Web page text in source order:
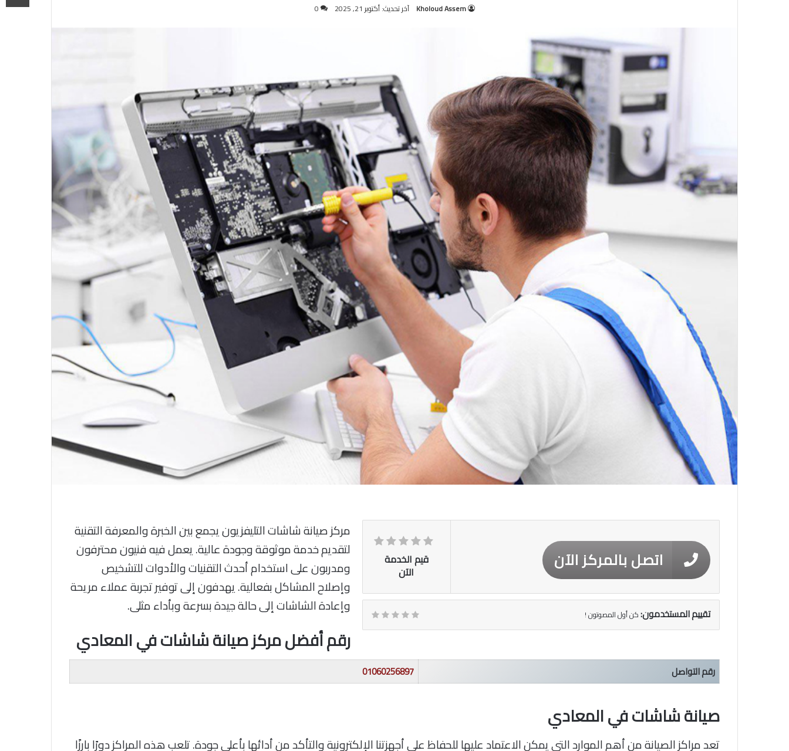
Kholoud Assem آخر تحديث: أكتوبر 21, 2025 0
قيم الخدمة
الآن اتصل بالمركز الآن
تقييم المستخدمون:كن أول المصوتون !
مركز صيانة شاشات التليفزيون يجمع بين الخبرة والمعرفة التقنية
لتقديم خدمة موثوقة وجودة عالية. يعمل فيه فنيون محترفون
ومدربون على استخدام أحدث التقنيات والأدوات للتشخيص
وإصلاح المشاكل بفعالية. يهدفون إلى توفير تجربة عملاء مريحة
وإعادة الشاشات إلى حالة جيدة بسرعة وبأداء مثلى.
رقم أفضل مركز صيانة شاشات في المعادي
رقم التواصل 01060256897
صيانة شاشات في المعادي
تعد مراكز الصيانة من أهم الموارد التي يمكن الاعتماد عليها للحفاظ على أجهزتنا الإلكترونية والتأكد من أدائها بأعلى جودة. تلعب هذه المراكز دورًا بارزًا